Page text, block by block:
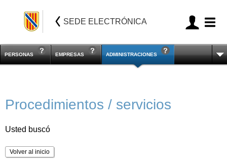
SEDE ELECTRÓNICA
PERSONAS EMPRESAS ADMINISTRACIONES
Procedimientos / servicios
Usted buscó
Volver al inicio